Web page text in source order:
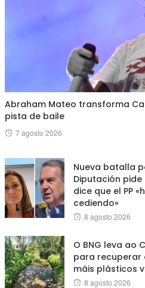
Abraham Mateo transforma
pista de baile
Posted
7 agosto 2026
Nueva batalla
Diputación
dice que el PP
cediendo»
Posted
8 agosto 2026
O BNG leva ao
para recuperar
máis plásticos
Posted
8 agosto 2026